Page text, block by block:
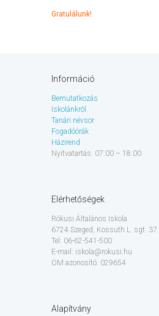
Gratulálunk!
Információ
Bemutatkozás
Iskolánkról
Tanári névsor
Fogadóórák
Házirend
Nyitvatartás: 07:00 – 18:00
Elérhetőségek
Rókusi Általános Iskola
6724 Szeged, Kossuth L. sgt. 37.
Tel: 06-62-541-500
E-mail: iskola@rokusi.hu
OM azonosító: 029654
Alapítvány